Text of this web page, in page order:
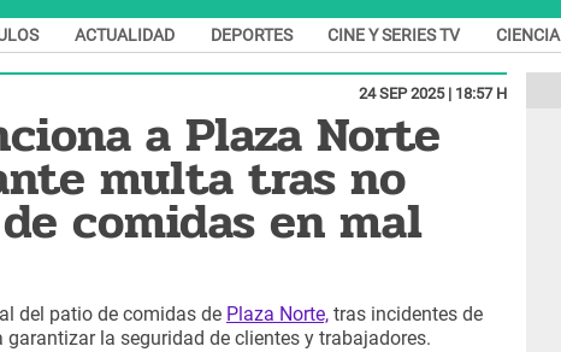
ACTUALIDAD DEPORTES CINE Y SERIES TV CIENCIA
24 SEP 2025 | 18:57 H
a Plaza Norte
multa tras no
comidas en mal
del patio de comidas de Plaza Norte, tras incidentes de
la seguridad de clientes y trabajadores.